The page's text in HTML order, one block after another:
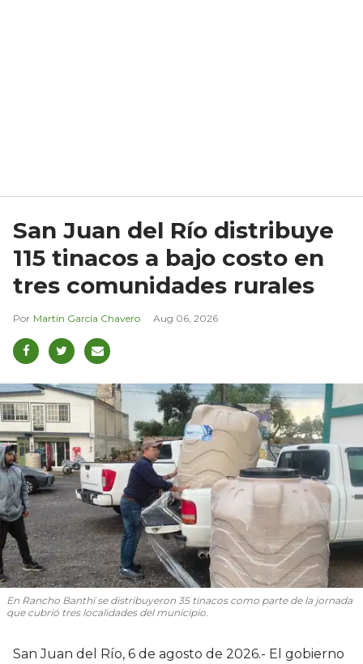
San Juan del Río distribuye
115 tinacos a bajo costo en
tres comunidades rurales
Martín García Chavero Aug 06, 2026
En Rancho Banthí se distribuyeron 35 tinacos como parte de la jornada
que cubrió tres localidades del municipio.
San Juan del Río, 6 de agosto de 2026.- El gobierno